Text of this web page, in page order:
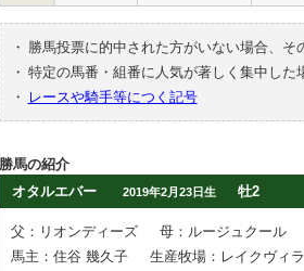
・ 勝馬投票に的中された方がいない場合、そ
・ 特定の馬番・組番に人気が著しく集中した
・
レースや騎手等につく記号
勝馬の紹介
オタルエバー
2019年2月23日生 牡2
父：リオンディーズ
母：ルージュクール
馬主：住谷 幾久子
生産牧場：レイクヴィ